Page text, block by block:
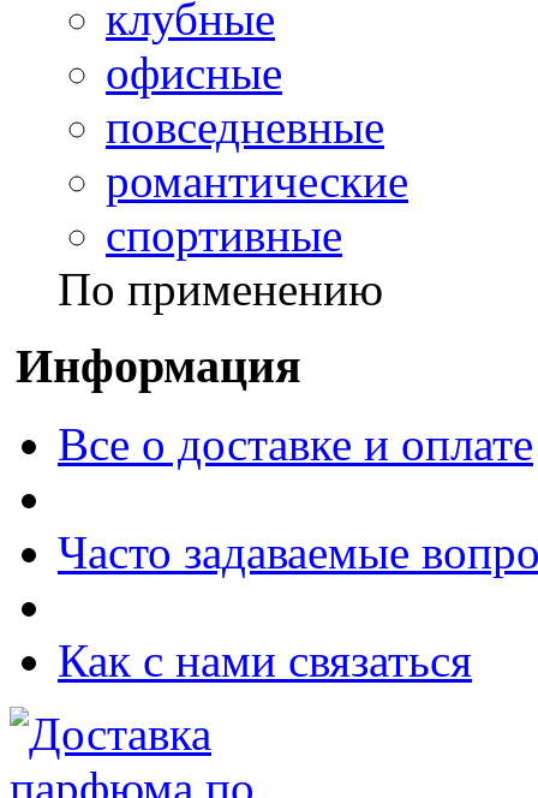
клубные
офисные
повседневные
романтические
спортивные
По применению
Информация
Все о доставке и оплате
Часто задаваемые
Как с нами связаться